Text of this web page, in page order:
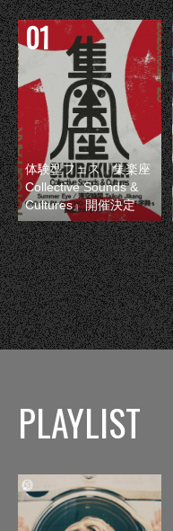
体験型フェス『集楽座
Collective Sounds &
Cultures』開催決定
PLAYLIST